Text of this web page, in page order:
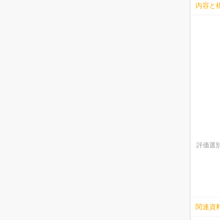
内容と
評価選
関連資